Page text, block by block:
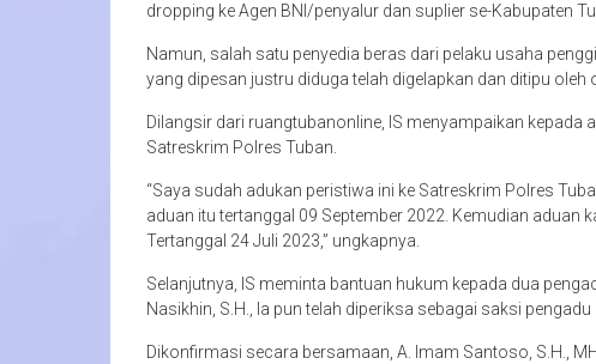
dropping ke Agen BNI/penyalur dan suplier se-Kabupaten
Namun, salah satu penyedia beras dari pelaku usaha
yang dipesan justru diduga telah digelapkan dan ditipu oleh
Dilangsir dari ruangtubanonline, IS menyampaikan kepada
Satreskrim Polres Tuban.
“Saya sudah adukan peristiwa ini ke Satreskrim Polres
aduan itu tertanggal 09 September 2022. Kemudian
Tertanggal 24 Juli 2023,” ungkapnya.
Selanjutnya, IS meminta bantuan hukum kepada dua
Nasikhin, S.H., Ia pun telah diperiksa sebagai saksi pengadu
Dikonfirmasi secara bersamaan, A. Imam Santoso, S.H.,